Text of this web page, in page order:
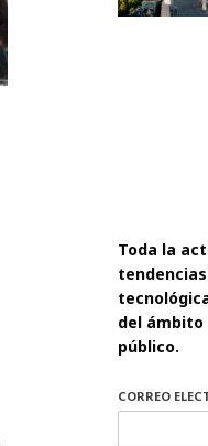
Toda la
del
público.
CORREO